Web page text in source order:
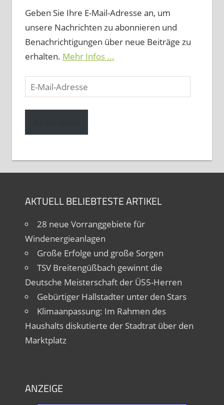
Geben Sie Ihre E-Mail-Adresse an, um
unsere Nachrichten zu abonnieren und
Benachrichtigungen über neue Beiträge zu
erhalten. Mehr Infos ...
E-
Mail-
Adresse
AKTUELL BELIEBTESTE ARTIKEL
28 neue Vorranggebiete für
Windenergieanlagen
Große Erfolge und große Sorgen
TSV Breitengüßbach gewinnt die
Deutsche Meisterschaft der Ü55-Herren
Gebürtiger Hallstadter unter den Stars
Klimaanpassung: Im Rahmen des
Haushalts diskutierte der Stadtrat über den
Marktplatz
ANZEIGE